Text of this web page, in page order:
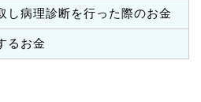
し病理診断を行った際のお金
るお金